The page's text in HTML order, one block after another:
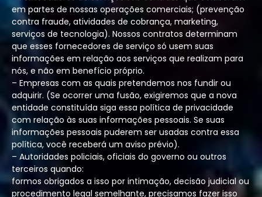
em partes de nossas operações comerciais; (prevenção
contra fraude, atividades de cobrança, marketing,
serviços de tecnologia). Nossos contratos determinam
que esses fornecedores de serviço só usem suas
informações em relação aos serviços que realizam para
nós, e não em benefício próprio.
– Empresas com as quais pretendemos nos fundir ou
adquirir. (Se ocorrer uma fusão, exigiremos que a nova
entidade constituída siga essa política de privacidade
com relação às suas informações pessoais. Se suas
informações pessoais puderem ser usadas contra essa
política, você receberá um aviso prévio).
– Autoridades policiais, oficiais do governo ou outros
terceiros quando:
formos obrigados a isso por intimação, decisão judicial ou
procedimento legal semelhante, precisamos fazer isso